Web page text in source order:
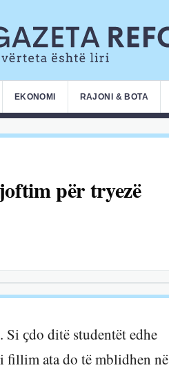
EKONOMI RAJONI & BOTA
për tryezë
Si ҫdo ditë studentët edhe
fillim ata do të mblidhen në